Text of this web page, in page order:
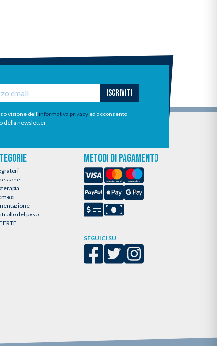
ISCRIVITI
visione dell'informativa privacyed acconsento
della newsletter
del peso
METODI DI PAGAMENTO
SEGUICI SU